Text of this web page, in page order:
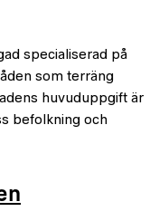
specialiserad på
som terräng
huvuduppgift är
befolkning och